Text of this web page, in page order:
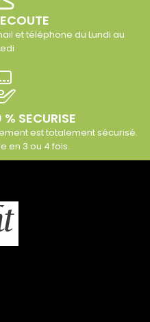
et téléphone du Lundi au
SECURISE
est totalement sécurisé.
en 3 ou 4 fois.